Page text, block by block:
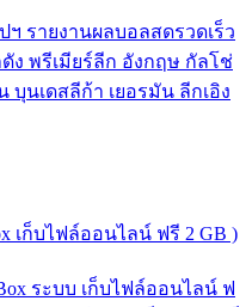
ฯ รายงานผลบอลสดรวดเร็ว
ง พรีเมียร์ลีก อังกฤษ กัลโช่
บุนเดสลีก้า เยอรมัน ลีกเอิง
เก็บไฟล์ออนไลน์ ฟรี 2 GB )
ระบบ เก็บไฟล์ออนไลน์ ฟ